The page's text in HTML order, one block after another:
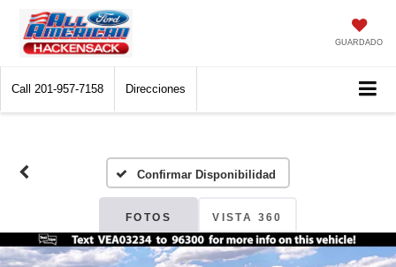
GUARDADO
Call 201-957-7158 Direcciones
Confirmar Disponibilidad
FOTOS VISTA 360